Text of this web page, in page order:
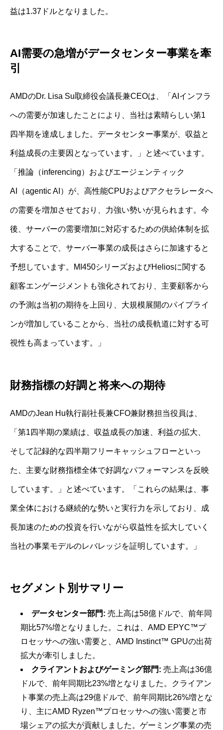
益は1.37ドルとなりました。
AI需要の急増がデータセンター事業を牽
引
AMDのDr. Lisa Su取締役会議長兼CEOは、「AIインフラ
への需要が加速したことにより、当社は素晴らしい第1
四半期を達成しました。データセンター事業が、収益と
利益成長の主要因となっています。」と述べています。
「推論（inferencing）およびエージェンティック
AI（agentic AI）が、高性能CPUおよびアクセラレータへ
の需要を増加させており、力強い勢いが見られます。今
後、サーバーの需要増加に対応するための供給体制を拡
大することで、サーバー事業の成長はさらに加速すると
予想しています。MI450シリーズおよびHeliosに関する
顧客エンゲージメントも強化されており、主要顧客から
の予測は当初の期待を上回り、大規模展開のパイプライ
ンが増加していることから、当社の成長軌道に対する可
視性も高まっています。」
財務指標の好調と将来への期待
AMDのJean Hu執行副社長兼CFO兼財務担当役員は、
「第1四半期の業績は、収益成長の加速、利益の拡大、
そして記録的な四半期フリーキャッシュフローといっ
た、主要な財務指標全体で好調なパフォーマンスを反映
しています。」と述べています。「これらの結果は、事
業全体における継続的な勢いと実行力を示しており、成
長加速のための投資を行いながら収益性を拡大していく
当社の事業モデルのレバレッジを証明しています。」
セグメント別サマリー
データセンター部門: 売上高は58億ドルで、前年同
期比57%増となりました。これは、AMD EPYC™プ
ロセッサへの強い需要と、AMD Instinct™ GPUの出荷
拡大が牽引しました。
クライアントおよびゲーミング部門: 売上高は36億
ドルで、前年同期比23%増となりました。クライアン
ト事業の売上高は29億ドルで、前年同期比26%増とな
り、主にAMD Ryzen™プロセッサへの強い需要と市
場シェアの拡大が貢献しました。ゲーミング事業の売